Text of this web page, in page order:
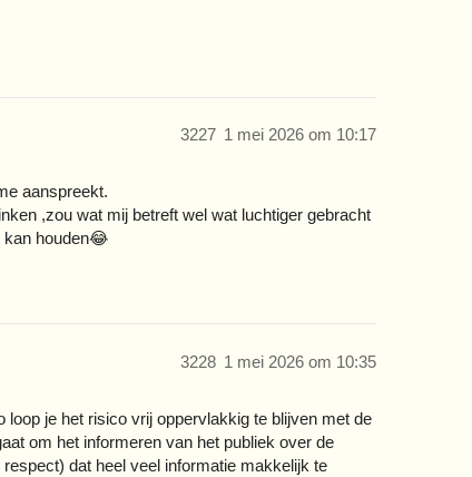
1 mei 2026 om 10:17
3227
aanspreekt.
,zou wat mij betreft wel wat luchtiger gebracht
kan houden😂
1 mei 2026 om 10:35
3228
je het risico vrij oppervlakkig te blijven met de
om het informeren van het publiek over de
respect) dat heel veel informatie makkelijk te